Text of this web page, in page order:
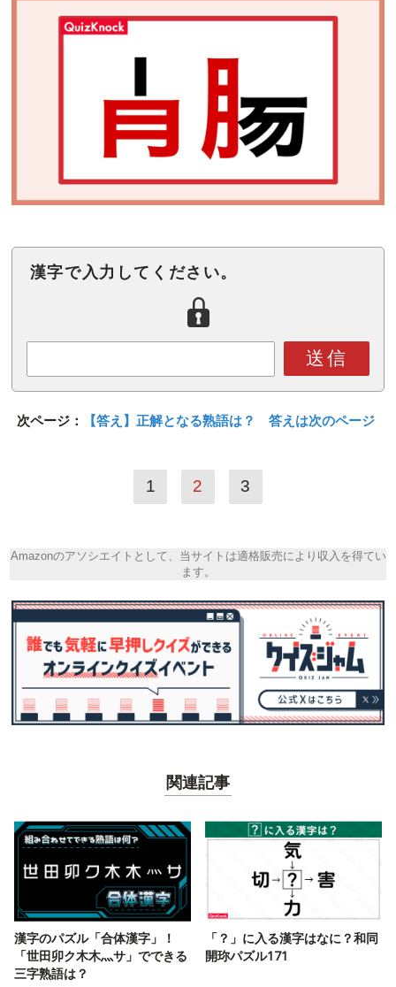
漢字で入力してください。
送信
次ページ： 【答え】正解となる熟語は？ 答えは次のページ
1 2 3
Amazonのアソシエイトとして、当サイトは適格販売により収入を得てい
ます。
関連記事
漢字のパズル「合体漢字」！
「世田卯ク木木灬サ」でできる
三字熟語は？
「？」に入る漢字はなに？和同
開珎パズル171